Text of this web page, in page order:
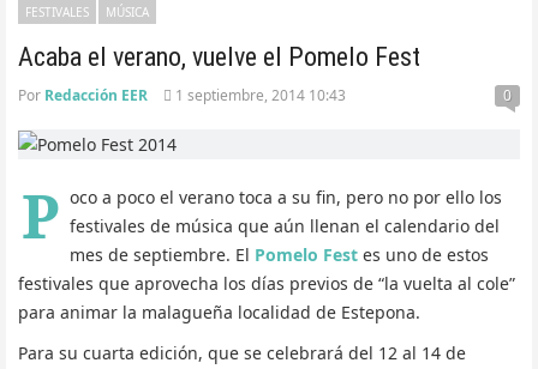
Acaba el verano, vuelve el Pomelo Fest
FESTIVALES MÚSICA
Por Redacción EER 1 septiembre, 2014 10:43 0
P oco a poco el verano toca a su fin, pero no por ello los
festivales de música que aún llenan el calendario del
mes de septiembre. El Pomelo Fest es uno de estos
festivales que aprovecha los días previos de “la vuelta al cole”
para animar la malagueña localidad de Estepona.
Para su cuarta edición, que se celebrará del 12 al 14 de